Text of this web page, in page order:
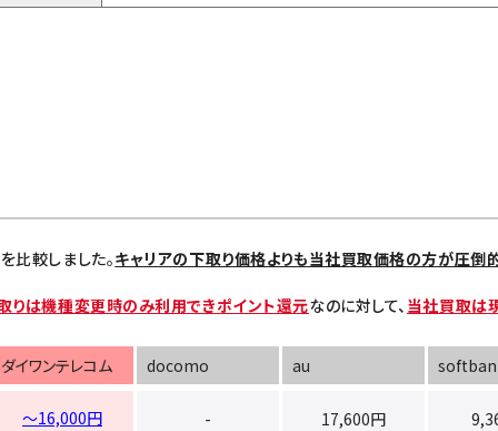
比較しました。キャリアの下取り価格よりも当社買取価格の方が圧倒
りは機種変更時のみ利用できポイント還元なのに対して、 当社買取は
ダイワンテレコム docomo au
～16,000円 - 17,600円